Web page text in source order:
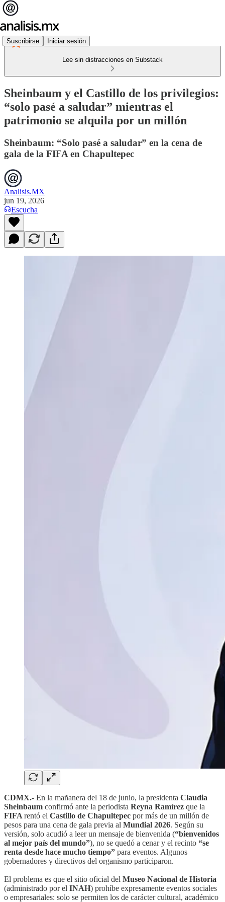
Suscribirse Iniciar sesión
Lee sin distracciones en Substack
Sheinbaum y el Castillo de los privilegios:
“solo pasé a saludar” mientras el
patrimonio se alquila por un millón
Sheinbaum: “Solo pasé a saludar” en la cena de
gala de la FIFA en Chapultepec
Analisis.MX
jun 19, 2026
Escucha
CDMX.- En la mañanera del 18 de junio, la presidenta Claudia
Sheinbaum confirmó ante la periodista Reyna Ramírez que la
FIFA rentó el Castillo de Chapultepec por más de un millón de
pesos para una cena de gala previa al Mundial 2026. Según su
versión, solo acudió a leer un mensaje de bienvenida (“bienvenidos
al mejor país del mundo”), no se quedó a cenar y el recinto “se
renta desde hace mucho tiempo” para eventos. Algunos
gobernadores y directivos del organismo participaron.
El problema es que el sitio oficial del Museo Nacional de Historia
(administrado por el INAH) prohíbe expresamente eventos sociales
o empresariales: solo se permiten los de carácter cultural, académico